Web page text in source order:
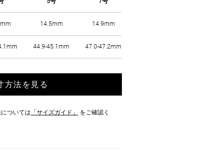
14.5mm 14.9mm
44.9-45.1mm 47.0-47.2mm
方法を見る
ついては 「サイズガイド」 をご確認く